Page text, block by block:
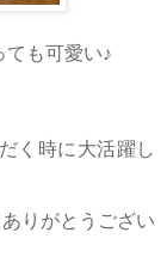
ても可愛い♪
く時に大活躍し
りがとうござい